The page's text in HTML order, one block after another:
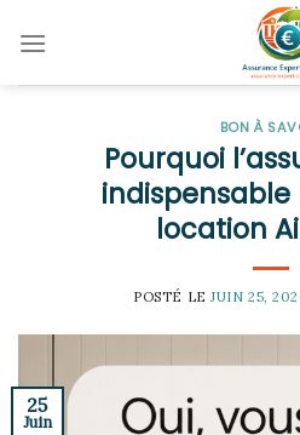
BON À
Pourquoi
location
POSTÉ LEJUIN 25,
25
Juin